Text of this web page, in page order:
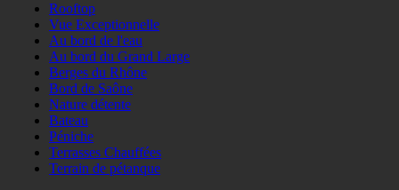
Rooftop
Vue Exceptionnelle
Au bord de l'eau
Au bord du Grand Large
Berges du Rhône
Bord de Saône
Nature détente
Bateau
Péniche
Terrasses Chauffées
Terrain de pétanque